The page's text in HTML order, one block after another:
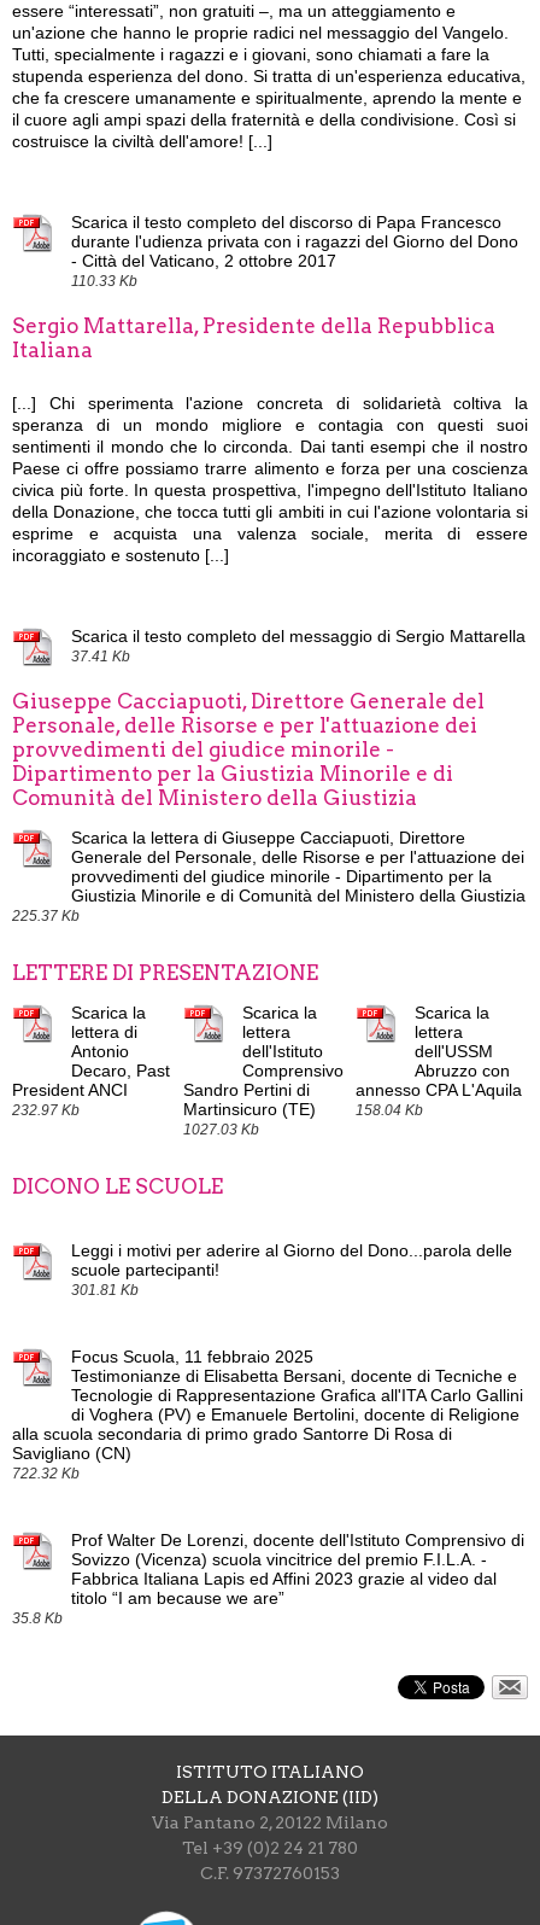
essere “interessati”, non gratuiti –, ma un atteggiamento e
un'azione che hanno le proprie radici nel messaggio del Vangelo.
Tutti, specialmente i ragazzi e i giovani, sono chiamati a fare la
stupenda esperienza del dono. Si tratta di un'esperienza educativa,
che fa crescere umanamente e spiritualmente, aprendo la mente e
il cuore agli ampi spazi della fraternità e della condivisione. Così si
costruisce la civiltà dell'amore! [...]
Scarica il testo completo del discorso di Papa Francesco
durante l'udienza privata con i ragazzi del Giorno del Dono
- Città del Vaticano, 2 ottobre 2017
110.33 Kb
Sergio Mattarella, Presidente della Repubblica
Italiana
[...] Chi sperimenta l'azione concreta di solidarietà coltiva la
speranza di un mondo migliore e contagia con questi suoi
sentimenti il mondo che lo circonda. Dai tanti esempi che il nostro
Paese ci offre possiamo trarre alimento e forza per una coscienza
civica più forte. In questa prospettiva, l'impegno dell'Istituto Italiano
della Donazione, che tocca tutti gli ambiti in cui l'azione volontaria si
esprime e acquista una valenza sociale, merita di essere
incoraggiato e sostenuto [...]
Scarica il testo completo del messaggio di Sergio Mattarella
37.41 Kb
Giuseppe Cacciapuoti, Direttore Generale del
Personale, delle Risorse e per l'attuazione dei
provvedimenti del giudice minorile -
Dipartimento per la Giustizia Minorile e di
Comunità del Ministero della Giustizia
Scarica la lettera di Giuseppe Cacciapuoti, Direttore
Generale del Personale, delle Risorse e per l'attuazione dei
provvedimenti del giudice minorile - Dipartimento per la
Giustizia Minorile e di Comunità del Ministero della Giustizia
225.37 Kb
LETTERE DI PRESENTAZIONE
Scarica la
lettera di
Antonio
Decaro, Past
President ANCI
232.97 Kb
Scarica la
lettera
dell'Istituto
Comprensivo
Sandro Pertini di
Martinsicuro (TE)
1027.03 Kb
Scarica la
lettera
dell'USSM
Abruzzo con
annesso CPA L'Aquila
158.04 Kb
DICONO LE SCUOLE
Leggi i motivi per aderire al Giorno del Dono...parola delle
scuole partecipanti!
301.81 Kb
Focus Scuola, 11 febbraio 2025
Testimonianze di Elisabetta Bersani, docente di Tecniche e
Tecnologie di Rappresentazione Grafica all'ITA Carlo Gallini
di Voghera (PV) e Emanuele Bertolini, docente di Religione
alla scuola secondaria di primo grado Santorre Di Rosa di
Savigliano (CN)
722.32 Kb
Prof Walter De Lorenzi, docente dell'Istituto Comprensivo di
Sovizzo (Vicenza) scuola vincitrice del premio F.I.L.A. -
Fabbrica Italiana Lapis ed Affini 2023 grazie al video dal
titolo “I am because we are”
35.8 Kb
ISTITUTO ITALIANO
DELLA DONAZIONE (IID)
Via Pantano 2, 20122 Milano
Tel +39 (0)2 24 21 780
C.F. 97372760153